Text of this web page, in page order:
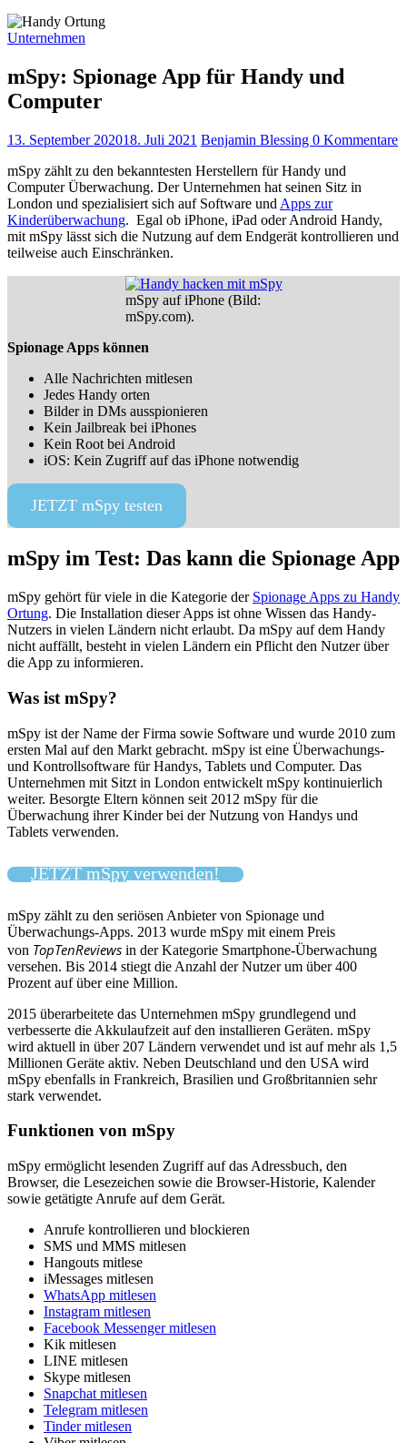
Unternehmen
mSpy: Spionage App für Handy und
Computer
13. September 202018. Juli 2021 Benjamin Blessing 0 Kommentare
mSpy zählt zu den bekanntesten Herstellern für Handy und
Computer Überwachung. Der Unternehmen hat seinen Sitz in
London und spezialisiert sich auf Software und Apps zur
Kinderüberwachung. Egal ob iPhone, iPad oder Android Handy,
mit mSpy lässt sich die Nutzung auf dem Endgerät kontrollieren und
teilweise auch Einschränken.
mSpy auf iPhone (Bild:
mSpy.com).
Spionage Apps können
Alle Nachrichten mitlesen
Jedes Handy orten
Bilder in DMs ausspionieren
Kein Jailbreak bei iPhones
Kein Root bei Android
iOS: Kein Zugriff auf das iPhone notwendig
JETZT mSpy testen
mSpy im Test: Das kann die Spionage App
mSpy gehört für viele in die Kategorie der Spionage Apps zu Handy
Ortung. Die Installation dieser Apps ist ohne Wissen das Handy-
Nutzers in vielen Ländern nicht erlaubt. Da mSpy auf dem Handy
nicht auffällt, besteht in vielen Ländern ein Pflicht den Nutzer über
die App zu informieren.
Was ist mSpy?
mSpy ist der Name der Firma sowie Software und wurde 2010 zum
ersten Mal auf den Markt gebracht. mSpy ist eine Überwachungs-
und Kontrollsoftware für Handys, Tablets und Computer. Das
Unternehmen mit Sitzt in London entwickelt mSpy kontinuierlich
weiter. Besorgte Eltern können seit 2012 mSpy für die
Überwachung ihrer Kinder bei der Nutzung von Handys und
Tablets verwenden.
JETZT mSpy verwenden!
mSpy zählt zu den seriösen Anbieter von Spionage und
Überwachungs-Apps. 2013 wurde mSpy mit einem Preis
von TopTenReviews in der Kategorie Smartphone-Überwachung
versehen. Bis 2014 stiegt die Anzahl der Nutzer um über 400
Prozent auf über eine Million.
2015 überarbeitete das Unternehmen mSpy grundlegend und
verbesserte die Akkulaufzeit auf den installieren Geräten. mSpy
wird aktuell in über 207 Ländern verwendet und ist auf mehr als 1,5
Millionen Geräte aktiv. Neben Deutschland und den USA wird
mSpy ebenfalls in Frankreich, Brasilien und Großbritannien sehr
stark verwendet.
Funktionen von mSpy
mSpy ermöglicht lesenden Zugriff auf das Adressbuch, den
Browser, die Lesezeichen sowie die Browser-Historie, Kalender
sowie getätigte Anrufe auf dem Gerät.
Anrufe kontrollieren und blockieren
SMS und MMS mitlesen
Hangouts mitlese
iMessages mitlesen
WhatsApp mitlesen
Instagram mitlesen
Facebook Messenger mitlesen
Kik mitlesen
LINE mitlesen
Skype mitlesen
Snapchat mitlesen
Telegram mitlesen
Tinder mitlesen